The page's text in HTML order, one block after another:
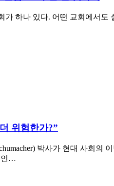
하나 있다. 어떤 교회에서도
위험한가?”
박사가 현대 사회의
인…